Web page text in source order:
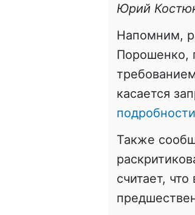
Юрий
Напомним,
Порошенко,
касается
Также
считает,